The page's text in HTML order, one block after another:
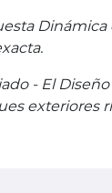
- El
exteriores